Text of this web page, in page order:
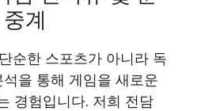
계
순한 스포츠가 아니라 독
을 통해 게임을 새로운
경험입니다. 저희 전담